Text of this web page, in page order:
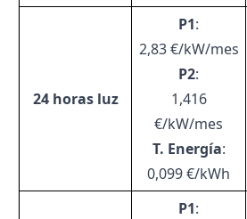
24 horas luz
P1:
2,83 €/kW/mes
P2:
1,416
€/kW/mes
T. Energía:
0,099 €/kWh
P1: